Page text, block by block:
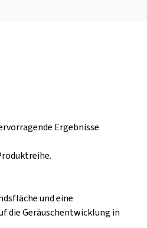
Ergebnisse
und eine
die Geräuschentwicklung in